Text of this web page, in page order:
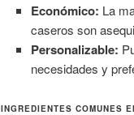
Económico: La
caseros son
Personalizable:
necesidades y
INGREDIENTES COMUNES